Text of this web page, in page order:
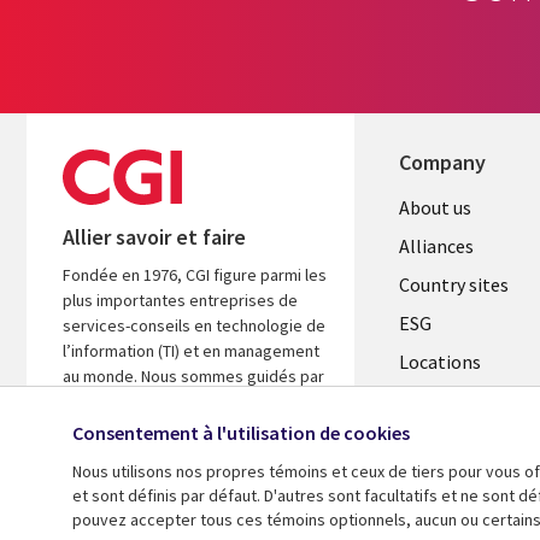
Allier savoir et faire
Fondée en 1976, CGI figure parmi les
plus importantes entreprises de
services-conseils en technologie de
l’information (TI) et en management
au monde. Nous sommes guidés par
d’accélérer le rendement de vos
En savoir plus
Company
About us
Alliances
Country sites
ESG
Locations
Newsroom
Consentement à l'utilisation de cookies
Nous utilisons nos propres témoins et ceux de tiers pour vous
et sont définis par défaut. D'autres sont facultatifs et ne sont
pouvez accepter tous ces témoins optionnels, aucun ou